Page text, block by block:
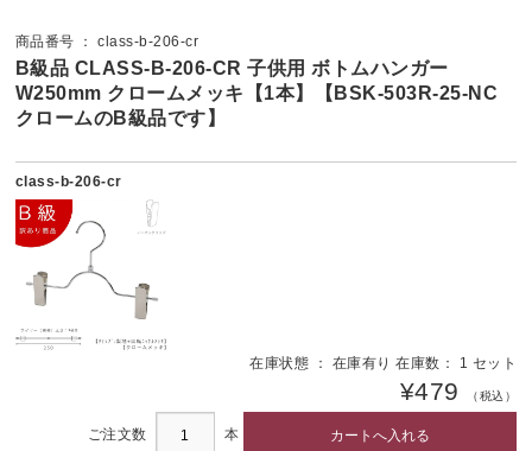
商品番号 ： class-b-206-cr
B級品 CLASS-B-206-CR 子供用 ボトムハンガー
W250mm クロームメッキ【1本】【BSK-503R-25-NC
クロームのB級品です】
class-b-206-cr
在庫状態 ： 在庫有り 在庫数： 1 セット
¥479 （税込）
ご注文数 本